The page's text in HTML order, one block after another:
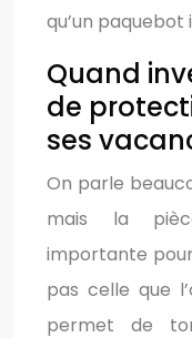
qu’un
Quand
de
ses
On parle
mais la
importante
pas celle que
permet de